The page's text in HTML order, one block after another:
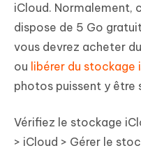
iCloud. Normalement,
dispose de 5 Go
vous devrez acheter
ou libérer du stockage
photos puissent y être
Vérifiez le stockage
> iCloud > Gérer le